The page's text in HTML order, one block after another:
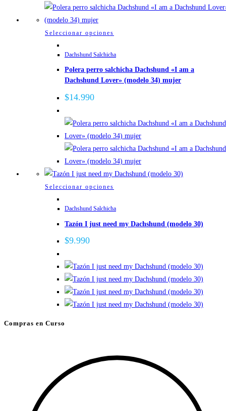
la
Seleccionar opciones
tiene
múltiples
variantes.
se
pueden
elegir
en
la
producto
Dachshund Salchicha
Polera perro salchicha Dachshund «I am a
Dachshund Lover» (modelo 34) mujer
$14.990
Seleccionar opciones
tiene
múltiples
opciones
pueden
elegir
producto
Dachshund Salchicha
Tazón I just need my Dachshund (modelo 30)
$9.990
Compras en Curso